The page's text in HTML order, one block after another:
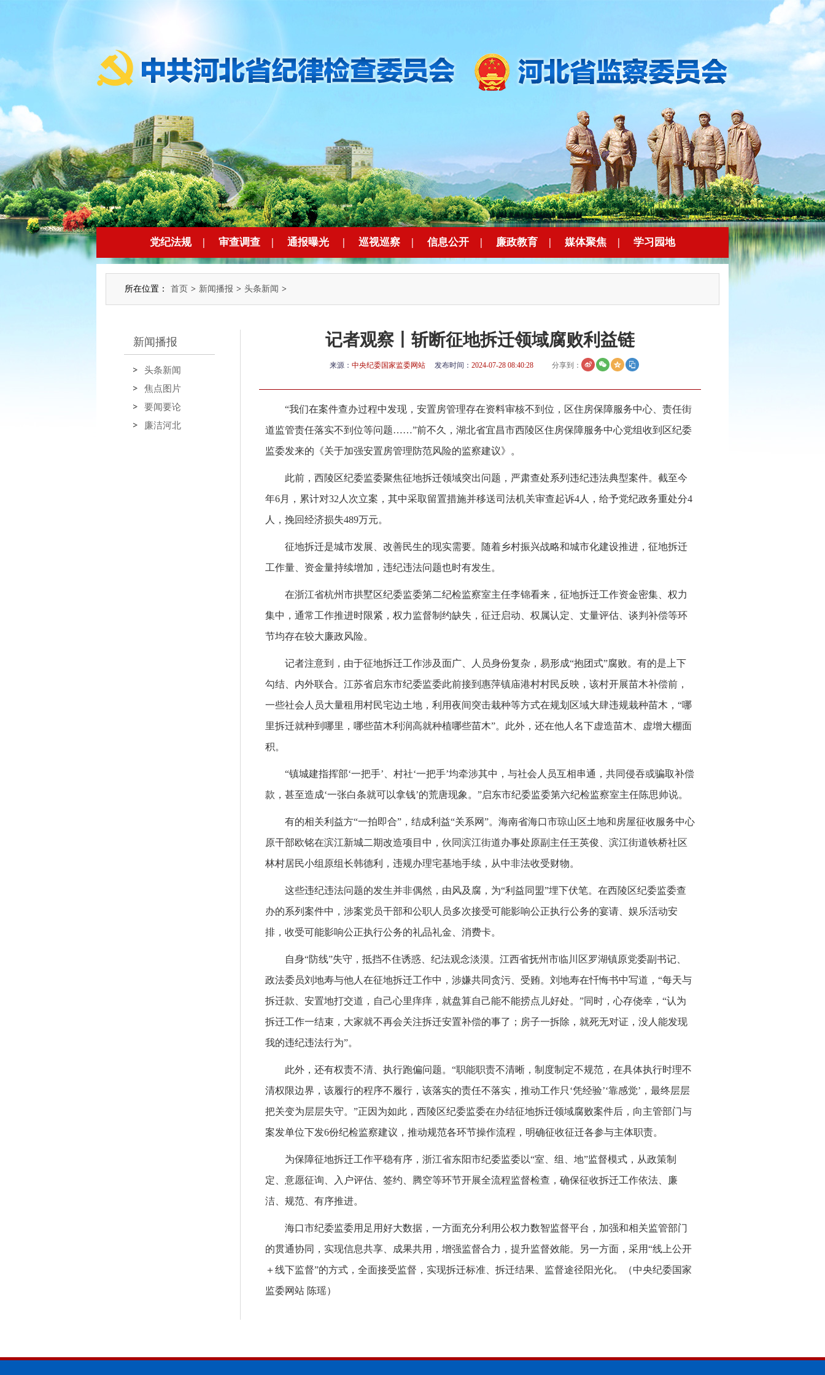
党纪法规 | 审查调查 | 通报曝光 | 巡视巡察 | 信息公开 | 廉政教育 | 媒体聚焦 | 学习园地
所在位置： 首页 > 新闻播报 > 头条新闻 >
新闻播报
头条新闻
焦点图片
要闻要论
廉洁河北
记者观察丨斩断征地拆迁领域腐败利益链
来源： 中央纪委国家监委网站 发布时间： 2024-07-28 08:40:28 分享到：
“我们在案件查办过程中发现，安置房管理存在资料审核不到位，区住房保障服务中心、责任街
道监管责任落实不到位等问题……”前不久，湖北省宜昌市西陵区住房保障服务中心党组收到区纪委
监委发来的《关于加强安置房管理防范风险的监察建议》。
此前，西陵区纪委监委聚焦征地拆迁领域突出问题，严肃查处系列违纪违法典型案件。截至今
年6月，累计对32人次立案，其中采取留置措施并移送司法机关审查起诉4人，给予党纪政务重处分4
人，挽回经济损失489万元。
征地拆迁是城市发展、改善民生的现实需要。随着乡村振兴战略和城市化建设推进，征地拆迁
工作量、资金量持续增加，违纪违法问题也时有发生。
在浙江省杭州市拱墅区纪委监委第二纪检监察室主任李锦看来，征地拆迁工作资金密集、权力
集中，通常工作推进时限紧，权力监督制约缺失，征迁启动、权属认定、丈量评估、谈判补偿等环
节均存在较大廉政风险。
记者注意到，由于征地拆迁工作涉及面广、人员身份复杂，易形成“抱团式”腐败。有的是上下
勾结、内外联合。江苏省启东市纪委监委此前接到惠萍镇庙港村村民反映，该村开展苗木补偿前，
一些社会人员大量租用村民宅边土地，利用夜间突击栽种等方式在规划区域大肆违规栽种苗木，“哪
里拆迁就种到哪里，哪些苗木利润高就种植哪些苗木”。此外，还在他人名下虚造苗木、虚增大棚面
积。
“镇城建指挥部‘一把手’、村社‘一把手’均牵涉其中，与社会人员互相串通，共同侵吞或骗取补偿
款，甚至造成‘一张白条就可以拿钱’的荒唐现象。”启东市纪委监委第六纪检监察室主任陈思帅说。
有的相关利益方“一拍即合”，结成利益“关系网”。海南省海口市琼山区土地和房屋征收服务中心
原干部欧铭在滨江新城二期改造项目中，伙同滨江街道办事处原副主任王英俊、滨江街道铁桥社区
林村居民小组原组长韩德利，违规办理宅基地手续，从中非法收受财物。
这些违纪违法问题的发生并非偶然，由风及腐，为“利益同盟”埋下伏笔。在西陵区纪委监委查
办的系列案件中，涉案党员干部和公职人员多次接受可能影响公正执行公务的宴请、娱乐活动安
排，收受可能影响公正执行公务的礼品礼金、消费卡。
自身“防线”失守，抵挡不住诱惑、纪法观念淡漠。江西省抚州市临川区罗湖镇原党委副书记、
政法委员刘地寿与他人在征地拆迁工作中，涉嫌共同贪污、受贿。刘地寿在忏悔书中写道，“每天与
拆迁款、安置地打交道，自己心里痒痒，就盘算自己能不能捞点儿好处。”同时，心存侥幸，“认为
拆迁工作一结束，大家就不再会关注拆迁安置补偿的事了；房子一拆除，就死无对证，没人能发现
我的违纪违法行为”。
此外，还有权责不清、执行跑偏问题。“职能职责不清晰，制度制定不规范，在具体执行时理不
清权限边界，该履行的程序不履行，该落实的责任不落实，推动工作只‘凭经验’‘靠感觉’，最终层层
把关变为层层失守。”正因为如此，西陵区纪委监委在办结征地拆迁领域腐败案件后，向主管部门与
案发单位下发6份纪检监察建议，推动规范各环节操作流程，明确征收征迁各参与主体职责。
为保障征地拆迁工作平稳有序，浙江省东阳市纪委监委以“室、组、地”监督模式，从政策制
定、意愿征询、入户评估、签约、腾空等环节开展全流程监督检查，确保征收拆迁工作依法、廉
洁、规范、有序推进。
海口市纪委监委用足用好大数据，一方面充分利用公权力数智监督平台，加强和相关监管部门
的贯通协同，实现信息共享、成果共用，增强监督合力，提升监督效能。另一方面，采用“线上公开
＋线下监督”的方式，全面接受监督，实现拆迁标准、拆迁结果、监督途径阳光化。（中央纪委国家
监委网站 陈瑶）